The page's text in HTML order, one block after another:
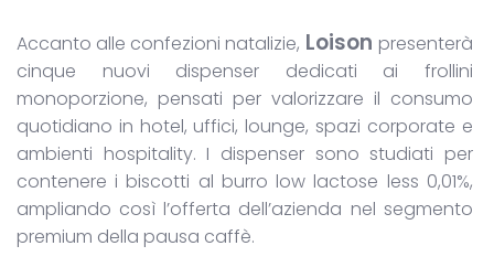
Accanto alle confezioni natalizie, Loison presenterà
cinque nuovi dispenser dedicati ai frollini
monoporzione, pensati per valorizzare il consumo
quotidiano in hotel, uffici, lounge, spazi corporate e
ambienti hospitality. I dispenser sono studiati per
contenere i biscotti al burro low lactose less 0,01%,
ampliando così l’offerta dell’azienda nel segmento
premium della pausa caffè.